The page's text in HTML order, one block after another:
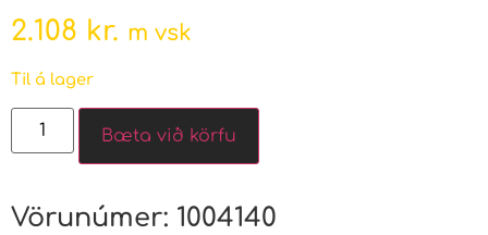
2.108 kr. m vsk
Til á lager
Bæta við körfu
Vörunúmer: 1004140